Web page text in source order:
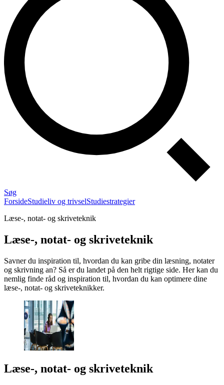
Søg
ForsideStudieliv og trivselStudiestrategier
Læse-, notat- og skriveteknik
Læse-, notat- og skriveteknik
Savner du inspiration til, hvordan du kan gribe din læsning, notater
og skrivning an? Så er du landet på den helt rigtige side. Her kan du
nemlig finde råd og inspiration til, hvordan du kan optimere dine
læse-, notat- og skriveteknikker.
Læse-, notat- og skriveteknik